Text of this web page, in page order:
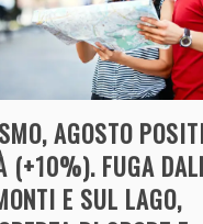
AGOSTO
(+10%). FUGA
E SUL LAGO,